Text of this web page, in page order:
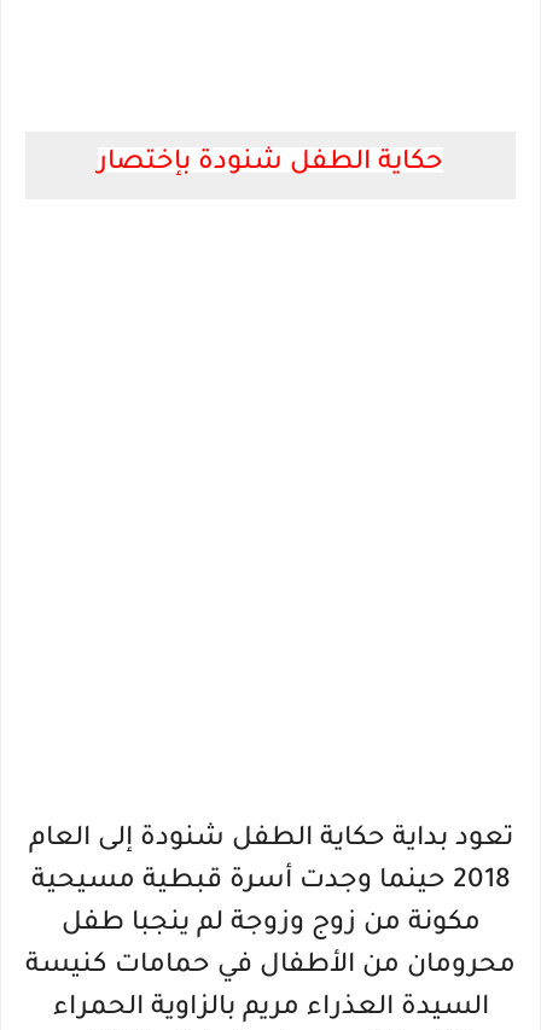
حكاية الطفل شنودة بإختصار
تعود بداية حكاية الطفل شنودة إلى العام
2018 حينما وجدت أسرة قبطية مسيحية
مكونة من زوج وزوجة لم ينجبا طفل
محرومان من الأطفال في حمامات كنيسة
السيدة العذراء مريم بالزاوية الحمراء